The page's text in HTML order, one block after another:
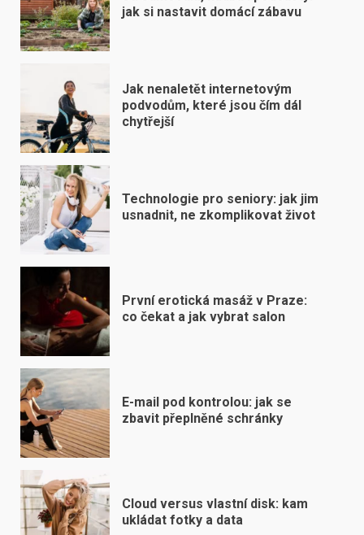
jak si nastavit domácí zábavu
Jak nenaletět internetovým
podvodům, které jsou čím dál
chytřejší
Technologie pro seniory: jak jim
usnadnit, ne zkomplikovat život
První erotická masáž v Praze:
co čekat a jak vybrat salon
E-mail pod kontrolou: jak se
zbavit přeplněné schránky
Cloud versus vlastní disk: kam
ukládat fotky a data